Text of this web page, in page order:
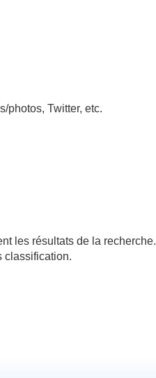
photos, Twitter, etc.
les résultats de la recherche.
classification.